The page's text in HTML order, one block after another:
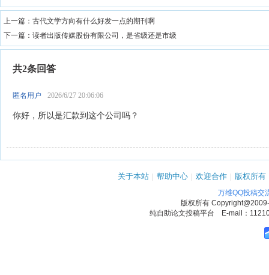
上一篇： 古代文学方向有什么好发一点的期刊啊
下一篇： 读者出版传媒股份有限公司，是省级还是市级
共2条回答
匿名用户 2026/6/27 20:06:06
你好，所以是汇款到这个公司吗？
关于本站 | 帮助中心 | 欢迎合作 | 版权所有
万维QQ投稿交
版权所有
纯自助论文投稿平台 E-mail：